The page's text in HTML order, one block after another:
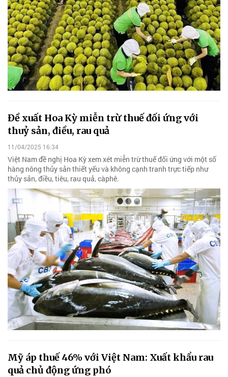
Đề xuất Hoa Kỳ miễn trừ thuế đối ứng với
thuỷ sản, điều, rau quả
11/04/2025 16:34
Việt Nam đề nghị Hoa Kỳ xem xét miễn trừ thuế đối ứng với một số
hàng nông thủy sản thiết yếu và không cạnh tranh trực tiếp như
thủy sản, điều, tiêu, rau quả, càphê.
Mỹ áp thuế 46% với Việt Nam: Xuất khẩu rau
quả chủ động ứng phó